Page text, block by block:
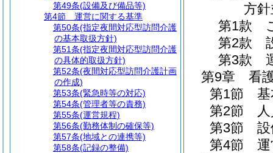
方
第1款
第2款
第3款
第9章
看
第1節
第2節
第3節
第4節
第49条(設備及び備品等)
第4節
運営に関する基準
第50条(指定夜間対応型訪問介護
の基本取扱方針)
第51条(指定夜間対応型訪問介護
の具体的取扱方針)
第52条(夜間対応型訪問介護計画
の作成)
第53条(緊急時等の対応)
第54条(管理者等の責務)
第55条(運営規程)
第56条(勤務体制の確保等)
第57条(地域との連携等)
第58条(記録の整備)